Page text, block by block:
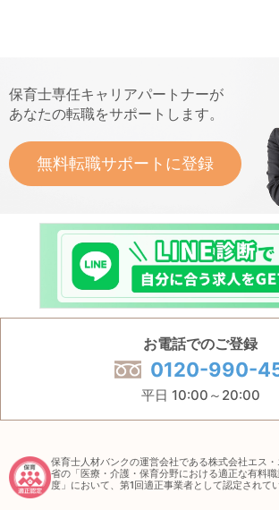
保育士専任キャリアパートナーが
あなたの転職をサポートします。
無料転職サポートに登録
お電話でのご登録
0120-990-
平日 10:00～20:00
保育士人材バンクの運営会社である株式会社エス
省の「医療・介護・保育分野における適正な有料
度」において、第1回適正事業者として認定されてい